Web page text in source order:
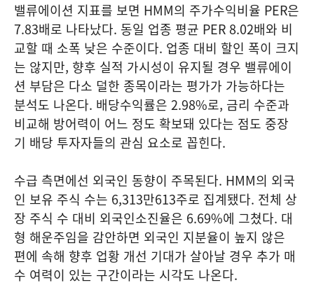
밸류에이션 지표를 보면 HMM의 주가수익비율 PER은
7.83배로 나타났다. 동일 업종 평균 PER 8.02배와 비
교할 때 소폭 낮은 수준이다. 업종 대비 할인 폭이 크지
는 않지만, 향후 실적 가시성이 유지될 경우 밸류에이
션 부담은 다소 덜한 종목이라는 평가가 가능하다는
분석도 나온다. 배당수익률은 2.98%로, 금리 수준과
비교해 방어력이 어느 정도 확보돼 있다는 점도 중장
기 배당 투자자들의 관심 요소로 꼽힌다.
수급 측면에선 외국인 동향이 주목된다. HMM의 외국
인 보유 주식 수는 6,313만613주로 집계됐다. 전체 상
장 주식 수 대비 외국인소진율은 6.69%에 그쳤다. 대
형 해운주임을 감안하면 외국인 지분율이 높지 않은
편에 속해 향후 업황 개선 기대가 살아날 경우 추가 매
수 여력이 있는 구간이라는 시각도 나온다.